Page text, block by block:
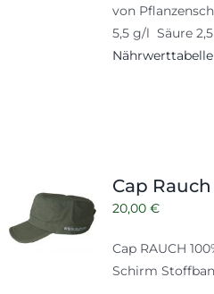
von
5,5 g/l Säure
Nährwerttabelle
Cap Rauch
20,00 €
Cap RAUCH
Schirm